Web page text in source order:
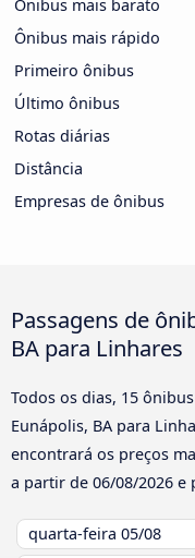
Ônibus mais barato
Ônibus mais rápido
Primeiro ônibus
Último ônibus
Rotas diárias
Distância
Empresas de ônibus
Passagens de
BA para Linhares
Todos os dias, 15
Eunápolis, BA para
encontrará os preços
a partir de 06/08/2026 e
quarta-feira 05/08